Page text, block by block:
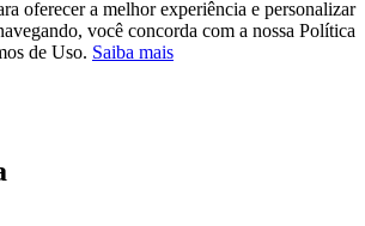
oferecer a melhor experiência e personalizar
você concorda com a nossa Política
de Uso. Saiba mais